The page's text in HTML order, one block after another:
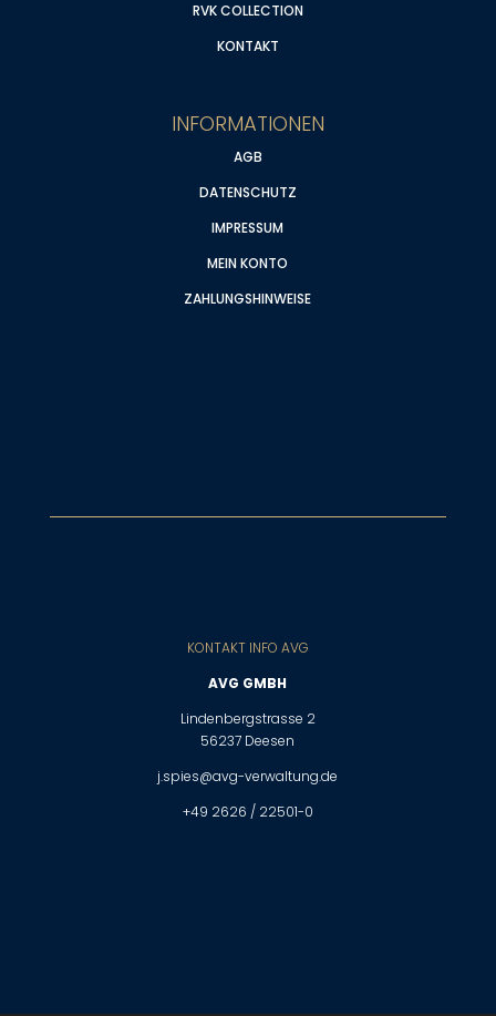
RVK COLLECTION
KONTAKT
INFORMATIONEN
AGB
DATENSCHUTZ
IMPRESSUM
MEIN KONTO
ZAHLUNGSHINWEISE
KONTAKT INFO AVG
AVG GMBH
Lindenbergstrasse 2
56237 Deesen
j.spies@avg-verwaltung.de
+49 2626 / 22501-0